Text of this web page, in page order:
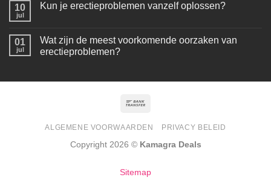
10
jul
Kun je erectieproblemen vanzelf oplossen?
01
jul
Wat zijn de meest voorkomende oorzaken van
erectieproblemen?
ALGEMENE VOORWAARDEN PRIVACY BELEID
Copyright 2026 © Kamagra Deals
Sitemap